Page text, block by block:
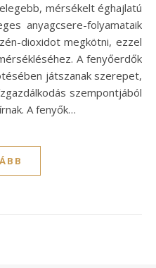
mérsékelt éghajlatú
anyagcsere-folyamataik
dioxidot megkötni, ezzel
A fenyőerdők
játszanak szerepet,
szempontjából
A fenyők…